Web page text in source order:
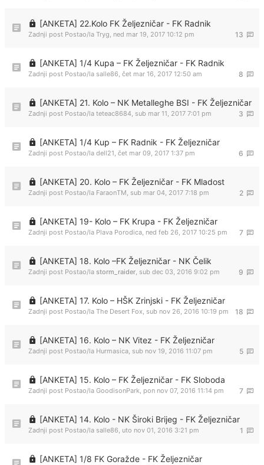
[ANKETA] 22.Kolo FK Željezničar - FK Radnik
13
Zadnji post Postao/la Tryg, ned mar 19, 2017 10:12 pm
[ANKETA] 1/4 Kupa – FK Željezničar - FK Radnik
8
Zadnji post Postao/la salle86, čet mar 16, 2017 12:50 am
[ANKETA] 21. Kolo – NK Metalleghe BSI - FK Željezničar
3
Zadnji post Postao/la teteac8684, sub mar 11, 2017 7:01 pm
[ANKETA] 1/4 Kup – FK Radnik - FK Željezničar
6
Zadnji post Postao/la dell21, čet mar 09, 2017 1:37 pm
[ANKETA] 20. Kolo – FK Željezničar - FK Mladost
2
Zadnji post Postao/la FaraonTM, sub mar 04, 2017 7:18 pm
[ANKETA] 19- Kolo – FK Krupa - FK Željezničar
7
Zadnji post Postao/la Plava Porodica, ned feb 26, 2017 10:25 pm
[ANKETA] 18. Kolo –FK Željezničar - NK Čelik
9
Zadnji post Postao/la storm_raider, sub dec 03, 2016 9:02 pm
[ANKETA] 17. Kolo – HŠK Zrinjski - FK Željezničar
18
Zadnji post Postao/la The Desert Fox, sub nov 26, 2016 10:19 pm
[ANKETA] 16. Kolo – NK Vitez - FK Željezničar
5
Zadnji post Postao/la Hurmasica, sub nov 19, 2016 11:07 pm
[ANKETA] 15. Kolo – FK Željezničar - FK Sloboda
7
Zadnji post Postao/la GoodisonPark, pon nov 07, 2016 11:14 pm
[ANKETA] 14. Kolo - NK Široki Brijeg - FK Željezničar
1
Zadnji post Postao/la salle86, uto nov 01, 2016 3:21 pm
[ANKETA] 1/8 FK Goražde - FK Željezničar